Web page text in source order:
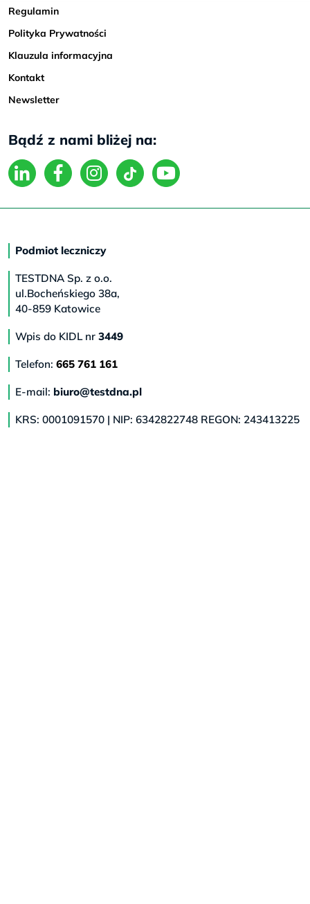
Regulamin
Polityka Prywatności
Klauzula informacyjna
Kontakt
Newsletter
Bądź z nami bliżej na:
Podmiot leczniczy
TESTDNA Sp. z o.o.
ul.Bocheńskiego 38a,
40-859 Katowice
Wpis do KIDL nr 3449
Telefon: 665 761 161
E-mail: biuro@testdna.pl
KRS: 0001091570 | NIP: 6342822748 REGON: 243413225